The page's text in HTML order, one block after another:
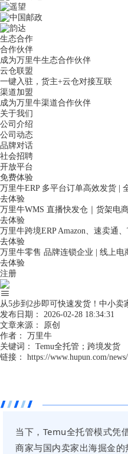
生态合作
合作伙伴
成为万里牛生态合作伙伴
云仓联盟
一键入驻，货主+云仓对接互联
渠道加盟
成为万里牛渠道合作伙伴
关于我们
公司介绍
公司动态
品牌对话
社会招聘
开放平台
免费体验
万里牛ERP 多平台订单高效发货 |
去体验
万里牛WMS 直播快发仓｜货架电
去体验
万里牛跨境ERP Amazon、速卖通
去体验
万里牛零售 品牌连锁企业 | 线上电
去体验
注册
从5步到2步即可快速发货！中小卖
发布日期：
2026-02-28 18:34:31
文章来源：
原创
作者：
万里牛
关键词：
Temu全托管；跨境发货
链接：
https://www.hupun.com/
当下，Temu全托管模式凭
商家与国内卖家出海掘金的